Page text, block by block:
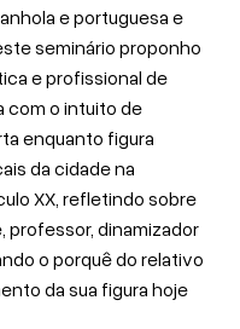
e portuguesa e
seminário proponho
e profissional de
com o intuito de
enquanto figura
da cidade na
XX, refletindo sobre
professor, dinamizador
o porquê do relativo
da sua figura hoje